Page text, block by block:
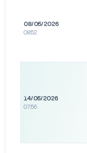
08/05/2026
08:52
14/05/2026
07:56